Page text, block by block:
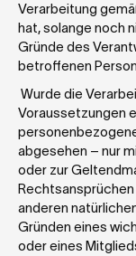
Verarbeitung
hat, solange noch
Gründe des
betroffenen
Wurde die
Voraussetzungen
abgesehen – nur
oder zur
anderen
Gründen eines
oder eines